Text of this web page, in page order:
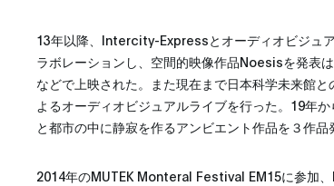
13年以降、Intercity-Expressとオーディオビジュ
ラボレーションし、空間的映像作品Noesisを発表
などで上映された。また現在まで日本科学未来館
よるオーディオビジュアルライブを行った。19年
と都市の中に静寂を作るアンビエント作品を３作品
2014年のMUTEK Monteral Festival EM15に参加